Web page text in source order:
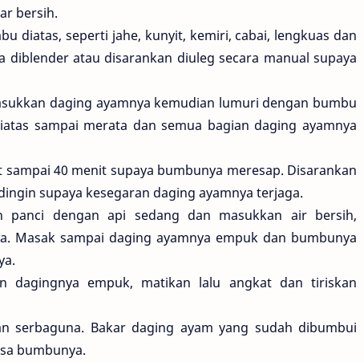
bersih.
diatas, seperti jahe, kunyit, kemiri, cabai, lengkuas dan
diblender atau disarankan diuleg secara manual supaya
daging ayamnya kemudian lumuri dengan bumbu
sampai merata dan semua bagian daging ayamnya
40 menit supaya bumbunya meresap. Disarankan
supaya kesegaran daging ayamnya terjaga.
panci dengan api sedang dan masukkan air bersih,
Masak sampai daging ayamnya empuk dan bumbunya
dagingnya empuk, matikan lalu angkat dan tiriskan
serbaguna. Bakar daging ayam yang sudah dibumbui
bumbunya.